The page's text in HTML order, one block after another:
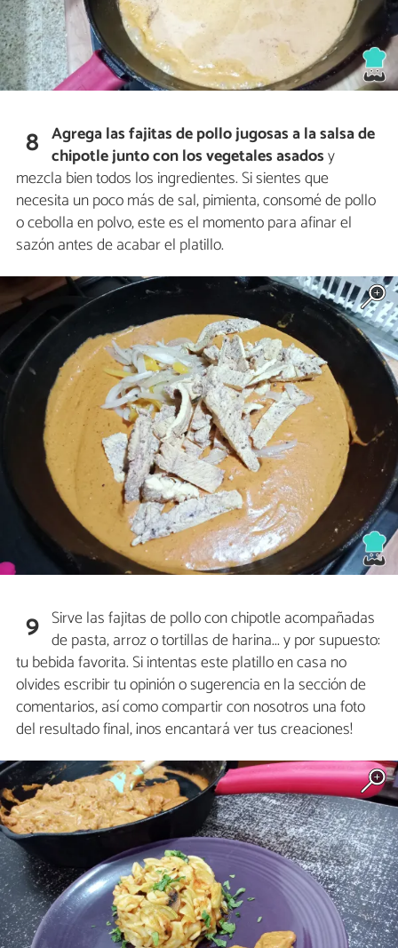
8 Agrega las fajitas de pollo jugosas a la salsa de
chipotle junto con los vegetales asadosy
mezcla bien todos los ingredientes. Si sientes que
necesita un poco más de sal, pimienta, consomé de pollo
o cebolla en polvo, este es el momento para afinar el
sazón antes de acabar el platillo.
9 Sirve las fajitas de pollo con chipotle acompañadas
de pasta, arroz o tortillas de harina... y por supuesto:
tu bebida favorita. Si intentas este platillo en casa no
olvides escribir tu opinión o sugerencia en la sección de
comentarios, así como compartir con nosotros una foto
del resultado final, ¡nos encantará ver tus creaciones!